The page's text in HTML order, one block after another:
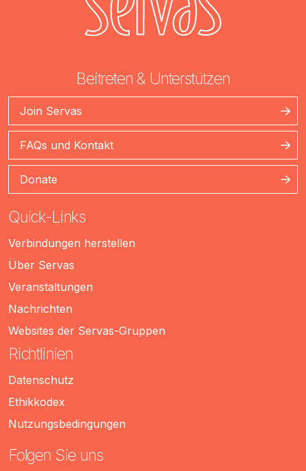
Beitreten & Unterstützen
Join Servas
FAQs und Kontakt
Donate
Quick-Links
Verbindungen herstellen
Über Servas
Veranstaltungen
Nachrichten
Websites der Servas-Gruppen
Richtlinien
Datenschutz
Ethikkodex
Nutzungsbedingungen
Folgen Sie uns